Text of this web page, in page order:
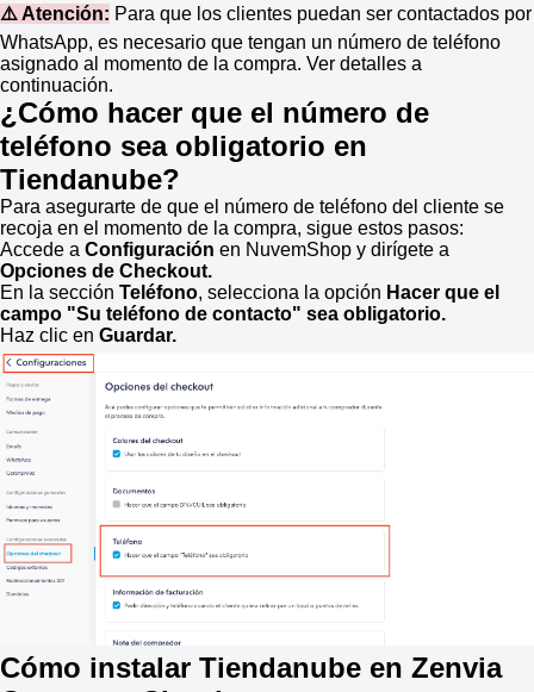
⚠️ Atención: Para que los clientes puedan ser contactados por
WhatsApp, es necesario que tengan un número de teléfono
asignado al momento de la compra. Ver detalles a
continuación.
¿Cómo hacer que el número de
teléfono sea obligatorio en
Tiendanube?
Para asegurarte de que el número de teléfono del cliente se
recoja en el momento de la compra, sigue estos pasos:
Accede a Configuración en NuvemShop y dirígete a
Opciones de Checkout.
En la sección Teléfono, selecciona la opción Hacer que el
campo "Su teléfono de contacto" sea obligatorio.
Haz clic en Guardar.
Cómo instalar Tiendanube en Zenvia